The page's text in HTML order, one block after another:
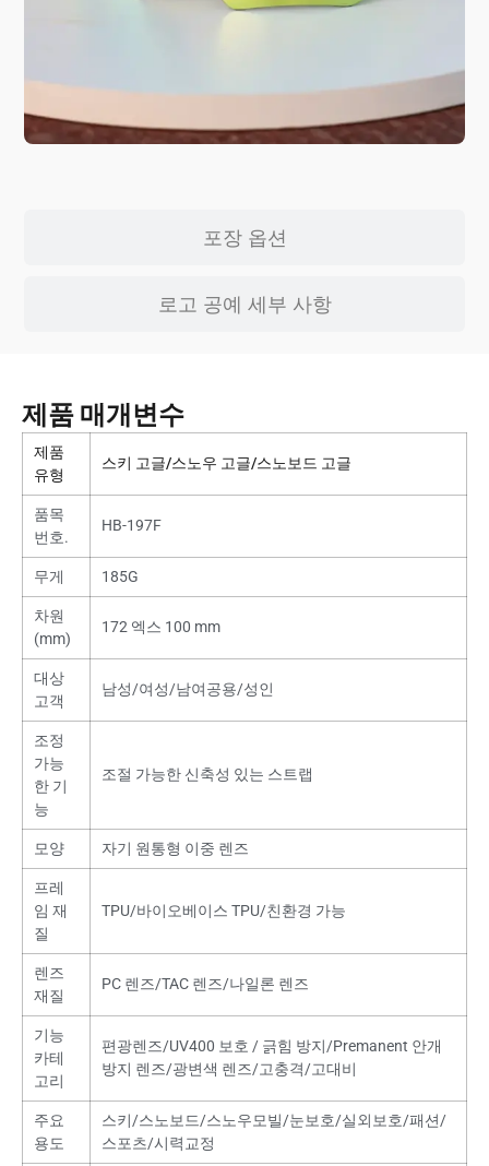
포장 옵션
로고 공예 세부 사항
제품 매개변수
제품
유형
스키 고글/스노우 고글/스노보드 고글
품목
번호.
HB-197F
무게 185G
차원
(mm)
172 엑스 100 mm
대상
고객
남성/여성/남여공용/성인
조정
가능
한 기
능
조절 가능한 신축성 있는 스트랩
모양 자기 원통형 이중 렌즈
프레
임 재
질
TPU/바이오베이스 TPU/친환경 가능
렌즈
재질
PC 렌즈/TAC 렌즈/나일론 렌즈
기능
카테
고리
편광렌즈/UV400 보호 / 긁힘 방지/Premanent 안개
방지 렌즈/광변색 렌즈/고충격/고대비
주요
용도
스키/스노보드/스노우모빌/눈보호/실외보호/패션/
스포츠/시력교정